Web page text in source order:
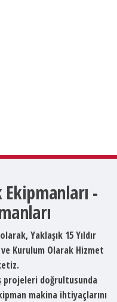
-
Yaklaşık 15 Yıldır
Kurulum Olarak Hizmet
projeleri doğrultusunda
makina ihtiyaçlarını